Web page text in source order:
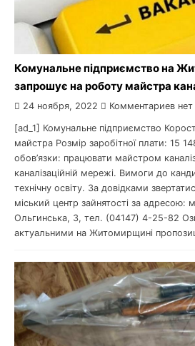
Комунальне підприємство на
запрошує на роботу майстра
24 ноября, 2022 Комментариев нет
[ad_1] Комунальне підприємство
майстра Розмір заробітної плати: 15
обов’язки: працювати майстром
каналізаційній мережі. Вимоги до
технічну освіту. За довідками
міський центр зайнятості за адресою:
Ольгинська, 3, тел. (04147) 4-25-82
актуальними на Житомирщині